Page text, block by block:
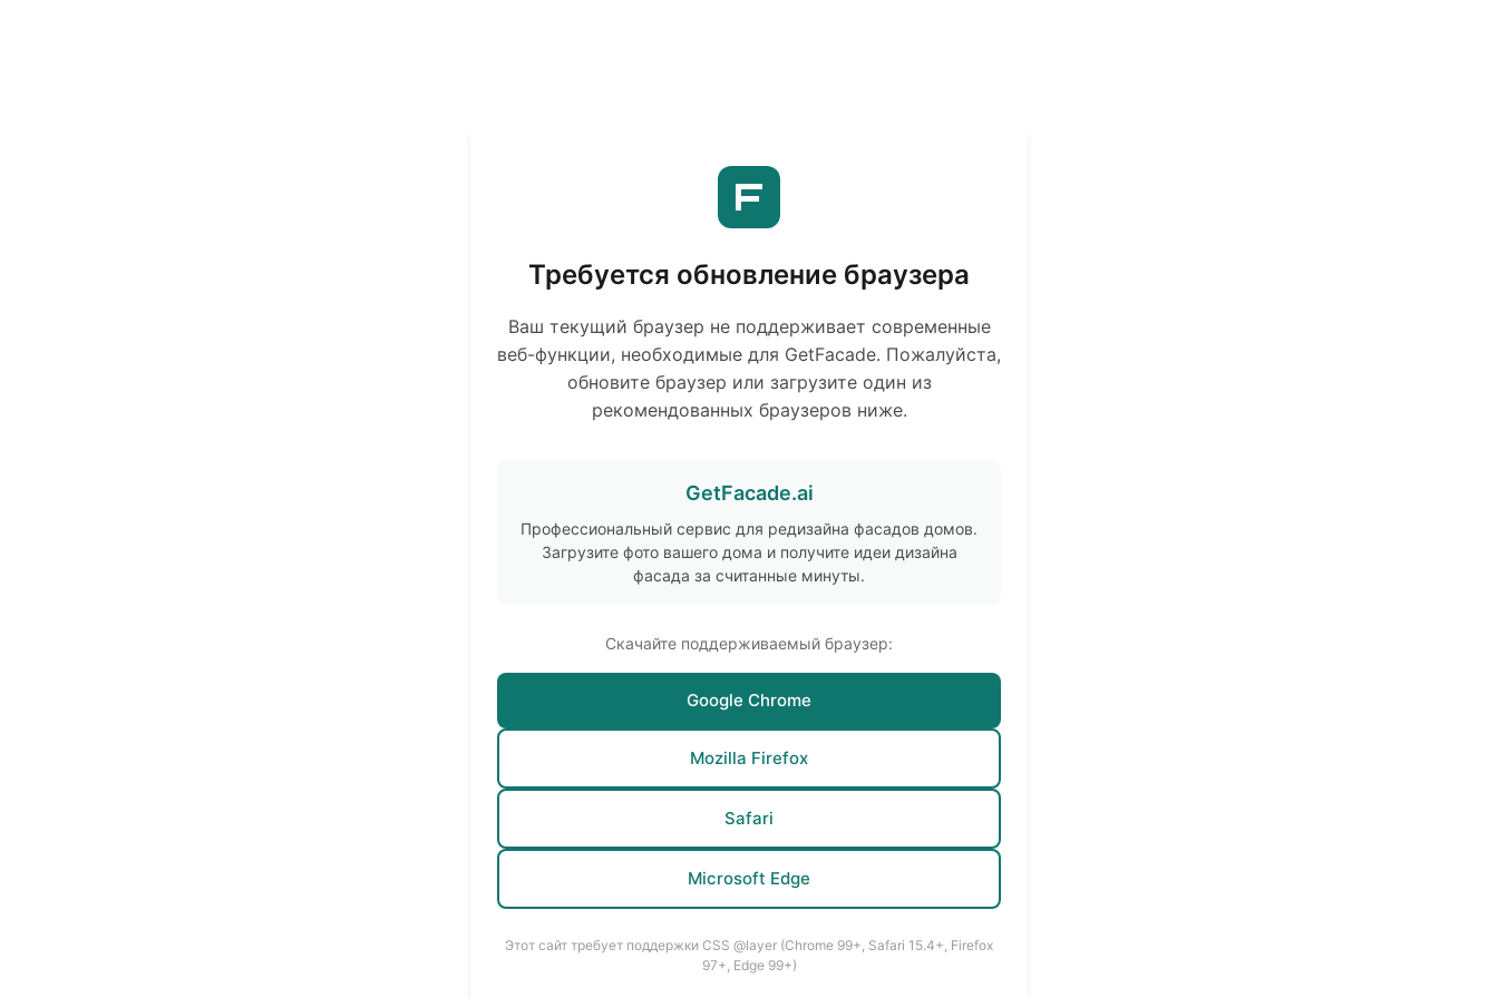
Требуется обновление браузера
Ваш текущий браузер не поддерживает современные
веб-функции, необходимые для GetFacade. Пожалуйста,
обновите браузер или загрузите один из
рекомендованных браузеров ниже.
GetFacade.ai
Профессиональный сервис для редизайна фасадов домов.
Загрузите фото вашего дома и получите идеи дизайна
фасада за считанные минуты.
Скачайте поддерживаемый браузер:
Google Chrome
Mozilla Firefox
Safari
Microsoft Edge
Этот сайт требует поддержки CSS @layer (Chrome 99+, Safari 15.4+, Firefox
97+, Edge 99+)